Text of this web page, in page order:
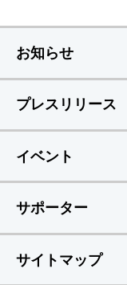
お知らせ
プレスリリース
イベント
サポーター
サイトマップ